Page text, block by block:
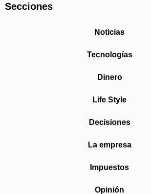
Secciones
Noticias
Tecnologías
Dinero
Life Style
Decisiones
La empresa
Impuestos
Opinión